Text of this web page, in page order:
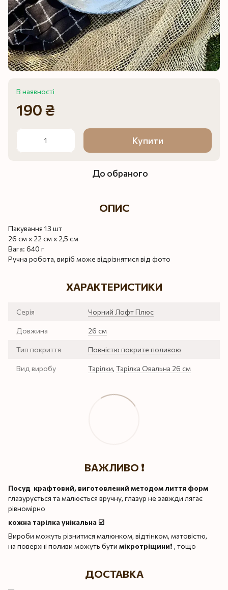
В наявності
190 ₴
Купити
До обраного
ОПИС
Пакування 13 шт
26 см х 22 см х 2,5 см
Вага: 640 г
Ручна робота, виріб може відрізнятися від фото
ХАРАКТЕРИСТИКИ
Серія Чорний Лофт Плюс
Довжина 26 см
Тип покриття Повністю покрите поливою
Вид виробу Тарілки, Тарілка Овальна 26 см
ВАЖЛИВО ❗️
Посуд крафтовий, виготовлений методом лиття форм
глазурується та малюється вручну, глазур не завжди лягає
рівномірно
кожна тарілка унікальна ☑️
Вироби можуть різнитися малюнком, відтінком, матовістю,
на поверхні поливи можуть бути мікротріщини❗️ , тощо
ДОСТАВКА